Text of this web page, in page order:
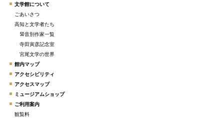
文学館について
ごあいさつ
高知と文学者たち
50音別作家一覧
寺田寅彦記念室
宮尾文学の世界
館内マップ
アクセシビリティ
アクセスマップ
ミュージアムショップ
ご利用案内
観覧料